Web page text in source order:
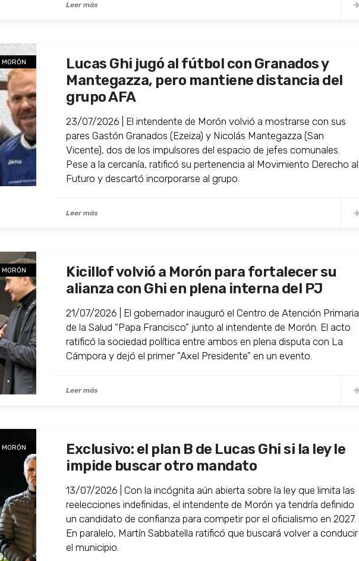
Leer más
MORÓN
Lucas Ghi jugó al fútbol con Granados y
Mantegazza, pero mantiene distancia del
grupo AFA
23/07/2026 | El intendente de Morón volvió a mostrarse con sus
pares Gastón Granados (Ezeiza) y Nicolás Mantegazza (San
Vicente), dos de los impulsores del espacio de jefes comunales.
Pese a la cercanía, ratificó su pertenencia al Movimiento Derecho al
Futuro y descartó incorporarse al grupo.
Leer más
MORÓN
Kicillof volvió a Morón para fortalecer su
alianza con Ghi en plena interna del PJ
21/07/2026 | El gobernador inauguró el Centro de Atención Primaria
de la Salud "Papa Francisco" junto al intendente de Morón. El acto
ratificó la sociedad política entre ambos en plena disputa con La
Cámpora y dejó el primer "Axel Presidente" en un evento.
Leer más
MORÓN
Exclusivo: el plan B de Lucas Ghi si la ley le
impide buscar otro mandato
13/07/2026 | Con la incógnita aún abierta sobre la ley que limita las
reelecciones indefinidas, el intendente de Morón ya tendría definido
un candidato de confianza para competir por el oficialismo en 2027.
En paralelo, Martín Sabbatella ratificó que buscará volver a conducir
el municipio.